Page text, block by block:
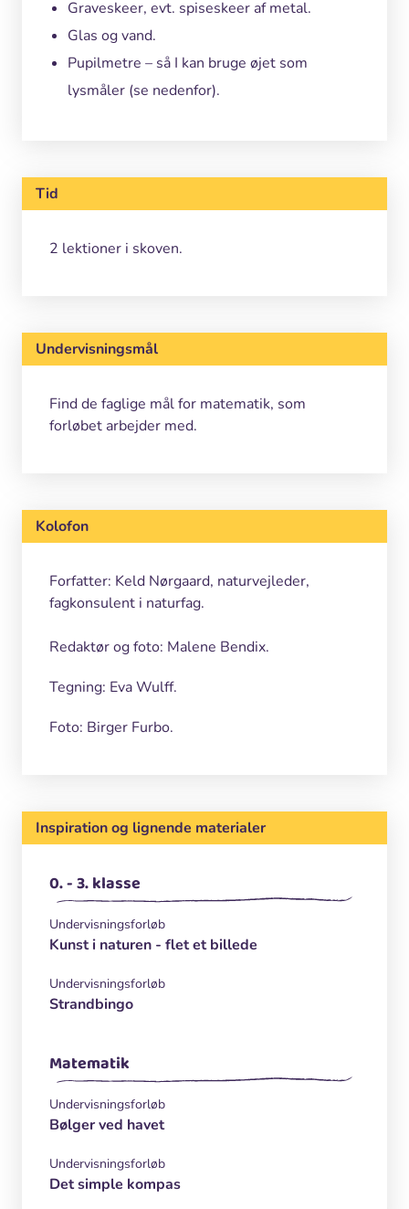
Graveskeer, evt. spiseskeer af metal.
Glas og vand.
Pupilmetre – så I kan bruge øjet som
lysmåler (se nedenfor).
Tid
2 lektioner i skoven.
Undervisningsmål
Find de faglige mål for matematik, som
forløbet arbejder med.
Kolofon
Forfatter: Keld Nørgaard, naturvejleder,
fagkonsulent i naturfag.
Redaktør og foto: Malene Bendix.
Tegning: Eva Wulff.
Foto: Birger Furbo.
Inspiration og lignende materialer
0. - 3. klasse
Undervisningsforløb
Kunst i naturen - flet et billede
Undervisningsforløb
Strandbingo
Matematik
Undervisningsforløb
Bølger ved havet
Undervisningsforløb
Det simple kompas